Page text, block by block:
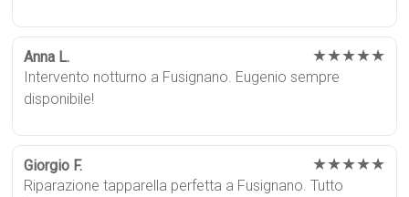
Anna L. ★★★★★
Intervento notturno a Fusignano. Eugenio sempre
disponibile!
Giorgio F. ★★★★★
Riparazione tapparella perfetta a Fusignano. Tutto